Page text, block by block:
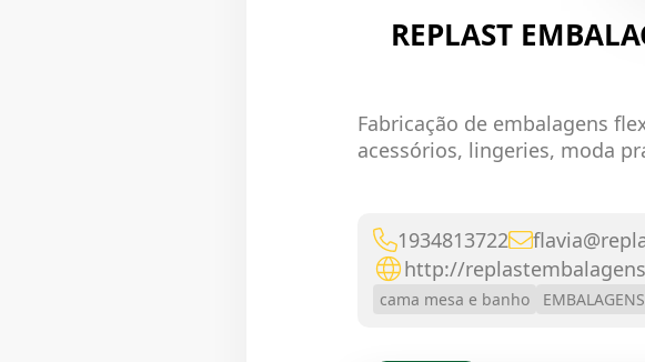
REPLAST
Fabricação de embalagens
acessórios, lingeries, moda
1934813722
http://
cama mesa e banho EMBALAGENS